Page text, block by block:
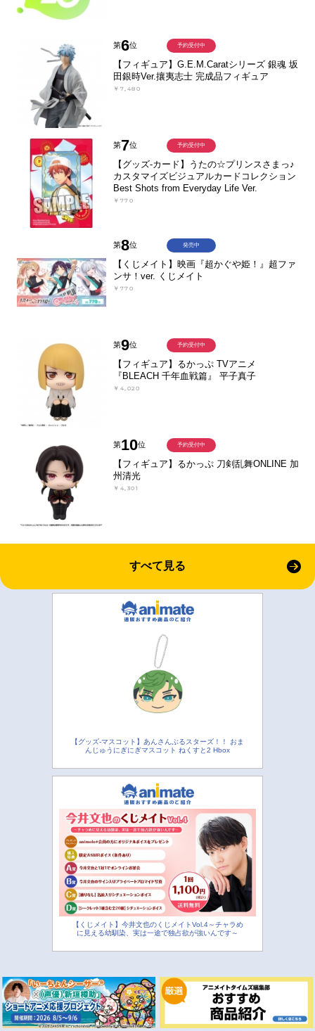
第6位
【フィギュア】G.E.M.Caratシリーズ 銀魂 坂
田銀時Ver.攘夷志士 完成品フィギュア
￥7,480
予約受付中
第7位
【グッズ-カード】うたの☆プリンスさまっ♪
カスタマイズビジュアルカードコレクション
Best Shots from Everyday Life Ver.
￥770
予約受付中
第8位
【くじメイト】映画『超かぐや姫！』超ファ
ンサ！ver. くじメイト
￥770
発売中
第9位
【フィギュア】るかっぷ TVアニメ
『BLEACH 千年血戦篇』 平子真子
￥4,020
予約受付中
第10位
【フィギュア】るかっぷ 刀剣乱舞ONLINE 加
州清光
￥4,301
予約受付中
すべて見る
【グッズ-マスコット】あんさんぶるスターズ！！ おま
んじゅうにぎにぎマスコット ねくすと2 Hbox
【くじメイト】今井文也のくじメイトVol.4～チャラめ
に見える幼馴染、実は一途で独占欲が強いんです～